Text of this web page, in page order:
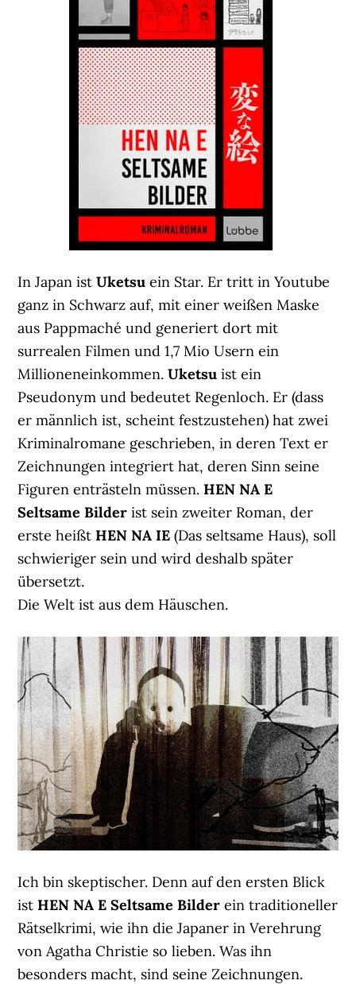
In Japan istUketsu ein Star. Er tritt in Youtube
ganz in Schwarz auf, mit einer weißen Maske
aus Pappmaché und generiert dort mit
surrealen Filmen und 1,7 Mio Usern ein
Millioneneinkommen.Uketsu ist ein
Pseudonym und bedeutet Regenloch. Er (dass
er männlich ist, scheint festzustehen) hat zwei
Kriminalromane geschrieben, in deren Text er
Zeichnungen integriert hat, deren Sinn seine
Figuren enträsteln müssen.HEN NA E
Seltsame Bilderist sein zweiter Roman, der
erste heißtHEN NA IE(Das seltsame Haus), soll
schwieriger sein und wird deshalb später
übersetzt.
Die Welt ist aus dem Häuschen.
Ich bin skeptischer. Denn auf den ersten Blick
istHEN NA E Seltsame Bilderein traditioneller
Rätselkrimi, wie ihn die Japaner in Verehrung
von Agatha Christie so lieben. Was ihn
besonders macht, sind seine Zeichnungen.